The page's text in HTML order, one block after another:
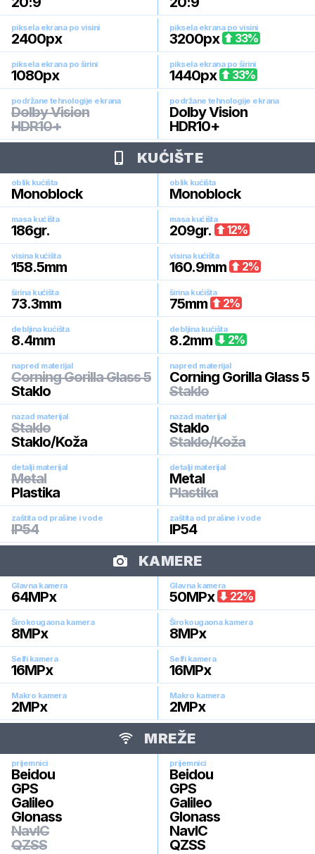
piksela ekrana po visini
2400px
piksela ekrana po visini
3200px 33%
piksela ekrana po širini
1080px
piksela ekrana po širini
1440px 33%
podržane tehnologije ekrana
Dolby Vision
HDR10+
podržane tehnologije ekrana
Dolby Vision
HDR10+
KUĆIŠTE
oblik kućišta
Monoblock
oblik kućišta
Monoblock
masa kućišta
186gr.
masa kućišta
209gr. 12%
visina kućišta
158.5mm
visina kućišta
160.9mm 2%
širina kućišta
73.3mm
širina kućišta
75mm 2%
debljina kućišta
8.4mm
debljina kućišta
8.2mm 2%
napred materijal
Corning Gorilla Glass 5
Staklo
napred materijal
Corning Gorilla Glass 5
Staklo
nazad materijal
Staklo
Staklo/Koža
nazad materijal
Staklo
Staklo/Koža
detalji materijal
Metal
Plastika
detalji materijal
Metal
Plastika
zaštita od prašine i vode
IP54
zaštita od prašine i vode
IP54
KAMERE
Glavna kamera
64MPx
Glavna kamera
50MPx 22%
Širokougaona kamera
8MPx
Širokougaona kamera
8MPx
Selfi kamera
16MPx
Selfi kamera
16MPx
Makro kamera
2MPx
Makro kamera
2MPx
MREŽE
prijemnici
Beidou
GPS
Galileo
Glonass
NavIC
QZSS
prijemnici
Beidou
GPS
Galileo
Glonass
NavIC
QZSS